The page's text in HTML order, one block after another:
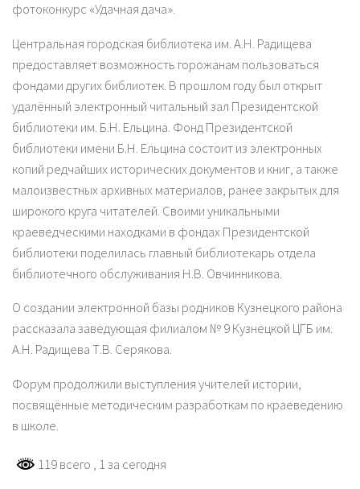
фотоконкурс «Удачная дача».
Центральная городская библиотека им. А.Н. Радищева
предоставляет возможность горожанам пользоваться
фондами других библиотек. В прошлом году был открыт
удалённый электронный читальный зал Президентской
библиотеки им. Б.Н. Ельцина. Фонд Президентской
библиотеки имени Б.Н. Ельцина состоит из электронных
копий редчайших исторических документов и книг, а также
малоизвестных архивных материалов, ранее закрытых для
широкого круга читателей. Своими уникальными
краеведческими находками в фондах Президентской
библиотеки поделилась главный библиотекарь отдела
библиотечного обслуживания Н.В. Овчинникова.
О создании электронной базы родников Кузнецкого района
рассказала заведующая филиалом № 9 Кузнецкой ЦГБ им.
А.Н. Радищева Т.В. Серякова.
Форум продолжили выступления учителей истории,
посвящённые методическим разработкам по краеведению
в школе.
119 всего , 1 за сегодня